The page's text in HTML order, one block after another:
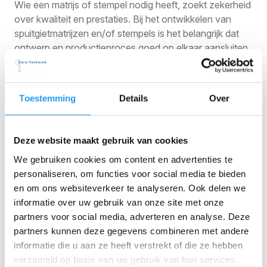
Toestemming Details Over
Deze website maakt gebruik van cookies
We gebruiken cookies om content en advertenties te
personaliseren, om functies voor social media te bieden
en om ons websiteverkeer te analyseren. Ook delen we
informatie over uw gebruik van onze site met onze
partners voor social media, adverteren en analyse. Deze
partners kunnen deze gegevens combineren met andere
informatie die u aan ze heeft verstrekt of die ze hebben
verzameld op basis van uw gebruik van hun services.
Wie een matrijs of stempel nodig heeft, zoekt zekerheid
over kwaliteit en prestaties. Bij het ontwikkelen van
spuitgietmatrijzen en/of stempels is het belangrijk dat
ontwerp en productieproces goed op elkaar aansluiten.
De juiste keuzes in een vroege fase hebben directe
invloed op standtijd, productkwaliteit en efficiëntie
Het traject om een matrijs te maken kan sterk
om een relatief eenvoudige oplossing, terwijl andere
juist hoge eisen stellen aan complexiteit,
nauwkeurigheid en duurzaamheid. In beide gevallen is
het van belang dat een gereedschapmaker (of
matrijzenmaker) niet alleen het gereedschap ontwikkelt,
maar ook meedenkt over de toepassing in de praktijk.
Voor organisaties die een matrijs of stempel laten
maken, biedt die aanpak meer grip op kosten,